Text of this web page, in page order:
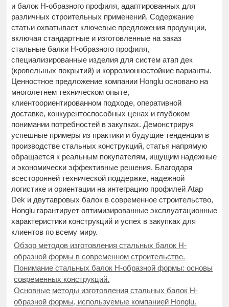
и балок H-образного профиля, адаптированных для
различных строительных применений. Содержание
статьи охватывает ключевые предложения продукции,
включая стандартные и изготовленные на заказ
стальные балки H-образного профиля,
специализированные изделия для систем атап дек
(кровельных покрытий) и коррозионностойкие варианты.
Ценностное предложение компании Honglu основано на
многолетнем техническом опыте,
клиентоориентированном подходе, оперативной
доставке, конкурентоспособных ценах и глубоком
понимании потребностей в закупках. Демонстрируя
успешные примеры из практики и будущие тенденции в
производстве стальных конструкций, статья напрямую
обращается к реальным покупателям, ищущим надежные
и экономически эффективные решения. Благодаря
всесторонней технической поддержке, надежной
логистике и ориентации на интеграцию профилей Atap
Dek и двутавровых балок в современное строительство,
Honglu гарантирует оптимизированные эксплуатационные
характеристики конструкций и успех в закупках для
клиентов по всему миру.
Обзор методов изготовления стальных балок H-
образной формы в современном строительстве.
Понимание стальных балок H-образной формы: основы
современных конструкций.
Основные методы изготовления стальных балок H-
образной формы, используемые компанией Honglu.